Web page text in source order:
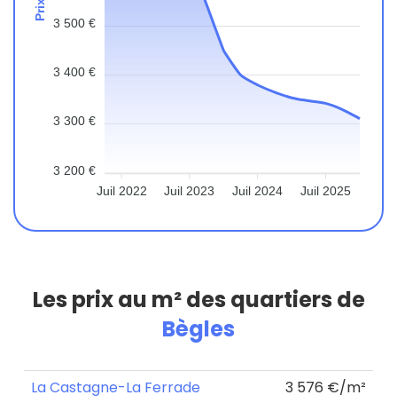
3 500 €
3 400 €
3 300 €
3 200 €
Juil 2022 Juil 2023 Juil 2024 Juil 2025
Les prix au m² des quartiers de
Bègles
La Castagne-La Ferrade
3 576 €/m²